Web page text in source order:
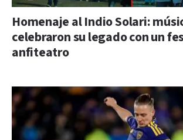
Homenaje al Indio Solari:
celebraron su legado con un
anfiteatro